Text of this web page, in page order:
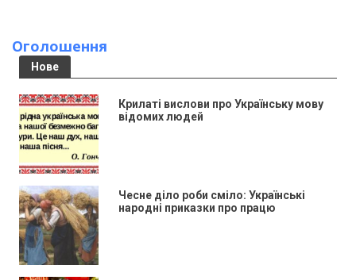
Оголошення
Нове
Крилаті вислови про Українську мову
відомих людей
Чесне діло роби сміло: Українські
народні приказки про працю